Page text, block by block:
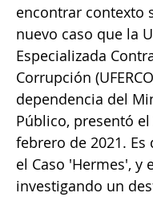
encontrar contexto
nuevo caso que la
Especializada
Corrupción
dependencia del
Público, presentó el
febrero de 2021.
el Caso 'Hermes', y
investigando un